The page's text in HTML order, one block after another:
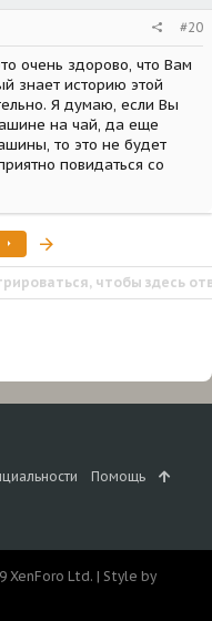
#20
очень здорово, что Вам
знает историю этой
Я думаю, если Вы
на чай, да еще
то это не будет
повидаться со
чтобы здесь
Помощь
XenForo Ltd. | Style by